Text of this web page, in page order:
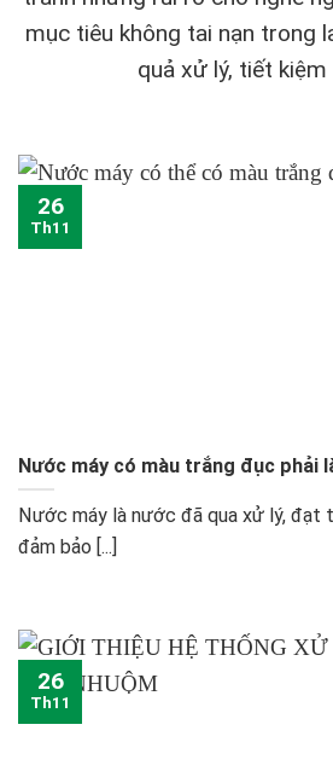
mục tiêu không tai nạn trong
quả xử lý, tiết kiệm
Nước máy có màu trắng đục phải
Nước máy là nước đã qua xử lý, đạt
đảm bảo [...]
26
Th11
26
Th11